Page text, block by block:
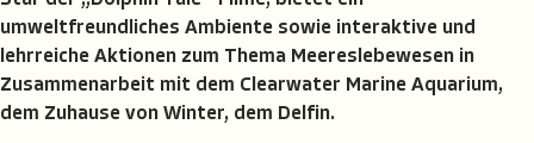
umweltfreundliches Ambiente sowie interaktive und
lehrreiche Aktionen zum Thema Meereslebewesen in
Zusammenarbeit mit dem Clearwater Marine Aquarium,
dem Zuhause von Winter, dem Delfin.